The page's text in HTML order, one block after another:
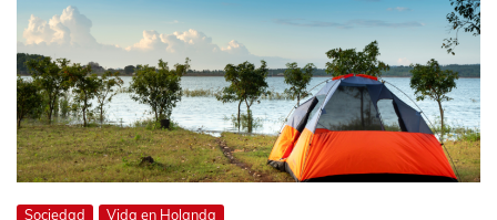
Sociedad Vida en Holanda